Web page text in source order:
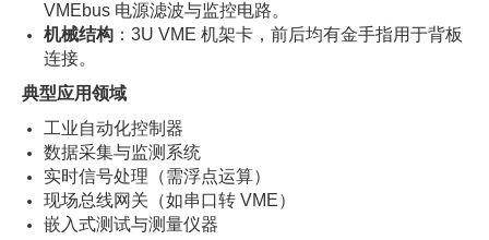
VMEbus 电源滤波与监控电路。
机械结构 ：3U VME 机架卡，前后均有金手指用于背板
连接。
典型应用领域
工业自动化控制器
数据采集与监测系统
实时信号处理（需浮点运算）
现场总线网关（如串口转 VME）
嵌入式测试与测量仪器